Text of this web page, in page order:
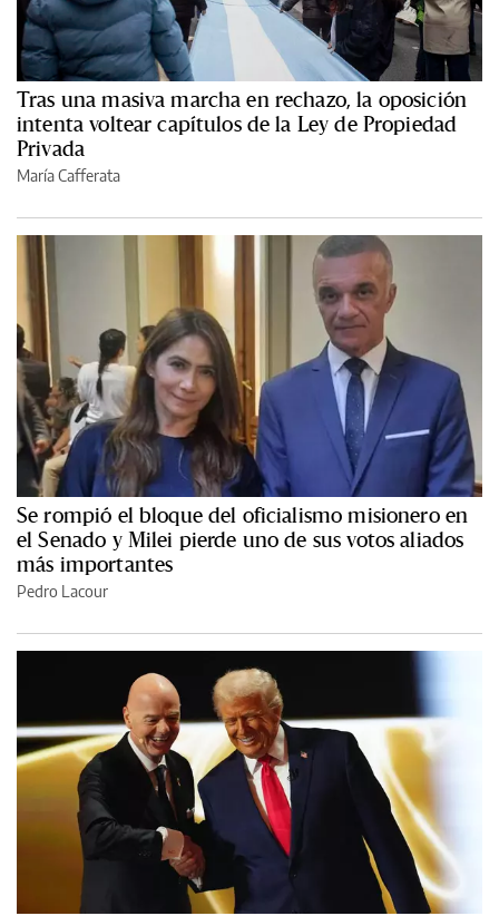
Tras una masiva marcha en rechazo, la oposición
intenta voltear capítulos de la Ley de Propiedad
Privada
María Cafferata
Se rompió el bloque del oficialismo misionero en
el Senado y Milei pierde uno de sus votos aliados
más importantes
Pedro Lacour